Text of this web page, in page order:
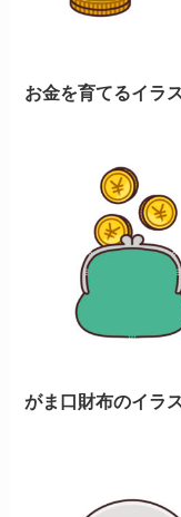
お金を育てるイラ
がま口財布のイラ